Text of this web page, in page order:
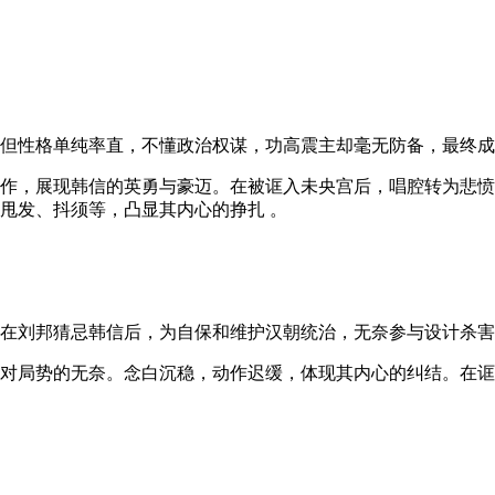
性格单纯率直，不懂政治权谋，功高震主却毫无防备，最终
，展现韩信的英勇与豪迈。在被诓入未央宫后，唱腔转为悲
发、抖须等，凸显其内心的挣扎 。
刘邦猜忌韩信后，为自保和维护汉朝统治，无奈参与设计杀
局势的无奈。念白沉稳，动作迟缓，体现其内心的纠结。在